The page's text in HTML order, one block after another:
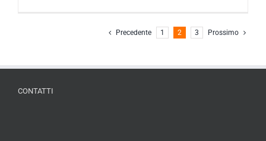
Precedente 1 2 3 Prossimo
CONTATTI